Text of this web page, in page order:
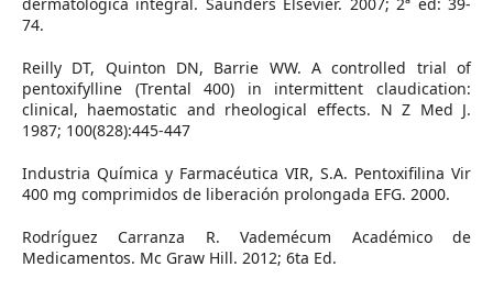
74.
Reilly DT, Quinton DN, Barrie WW. A controlled trial of
pentoxifylline (Trental 400) in intermittent claudication:
clinical, haemostatic and rheological effects. N Z Med J.
1987; 100(828):445-447
Industria Química y Farmacéutica VIR, S.A. Pentoxifilina Vir
400 mg comprimidos de liberación prolongada EFG. 2000.
Rodríguez Carranza R. Vademécum Académico de
Medicamentos. Mc Graw Hill. 2012; 6ta Ed.